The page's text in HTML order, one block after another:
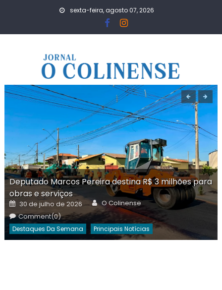
sexta-feira, agosto 07, 2026
Deputado Marcos Pereira destina R$ 3 milhões para
obras e serviços
Posted
on
30 de julho de 2026 Author
O Colinense
Comment(0)
Destaques Da Semana Principais Notícias